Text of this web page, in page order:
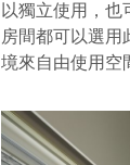
以獨立使用，
房間都可以選用
境來自由使用空